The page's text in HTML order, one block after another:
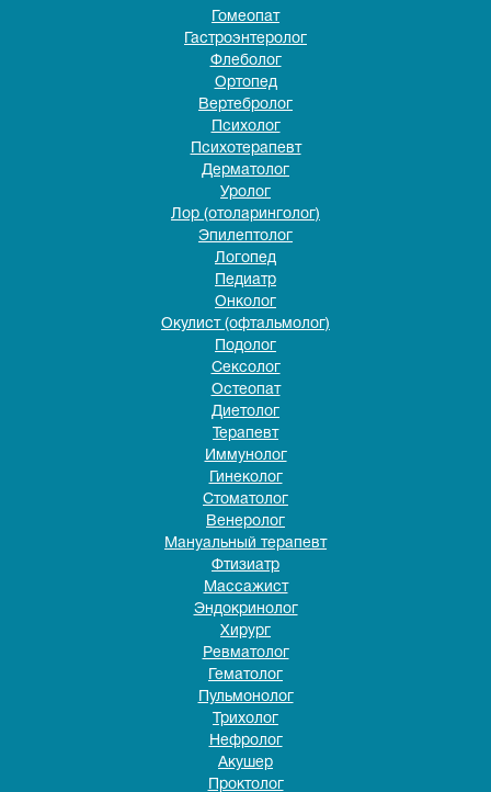
Гомеопат
Гастроэнтеролог
Флеболог
Ортопед
Вертебролог
Психолог
Психотерапевт
Дерматолог
Уролог
Лор (отоларинголог)
Эпилептолог
Логопед
Педиатр
Онколог
Окулист (офтальмолог)
Подолог
Сексолог
Остеопат
Диетолог
Терапевт
Иммунолог
Гинеколог
Стоматолог
Венеролог
Мануальный терапевт
Фтизиатр
Массажист
Эндокринолог
Хирург
Ревматолог
Гематолог
Пульмонолог
Трихолог
Нефролог
Акушер
Проктолог